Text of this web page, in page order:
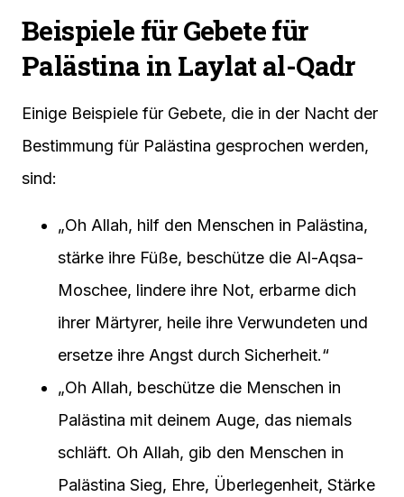
Beispiele für Gebete für
Palästina in Laylat al-Qadr
Einige Beispiele für Gebete, die in der Nacht der
Bestimmung für Palästina gesprochen werden,
sind:
„Oh Allah, hilf den Menschen in Palästina,
stärke ihre Füße, beschütze die Al-Aqsa-
Moschee, lindere ihre Not, erbarme dich
ihrer Märtyrer, heile ihre Verwundeten und
ersetze ihre Angst durch Sicherheit.“
„Oh Allah, beschütze die Menschen in
Palästina mit deinem Auge, das niemals
schläft. Oh Allah, gib den Menschen in
Palästina Sieg, Ehre, Überlegenheit, Stärke